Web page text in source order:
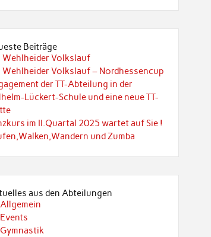
Beiträge
Wehlheider Volkslauf
Wehlheider Volkslauf – Nordhessencup
der TT-Abteilung in der
Lückert-Schule und eine neue TT-
im II.Quartal 2025 wartet auf Sie !
und Zumba
aus den Abteilungen
Allgemein
Events
Gymnastik